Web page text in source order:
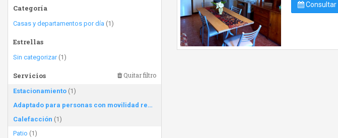
Categoría
Casas y departamentos por día (1)
Estrellas
Sin categorizar(1)
Servicios Quitar filtro
Estacionamiento (1)
Adaptado para personas con movilidad reducida
Calefacción (1)
Patio (1)
Consultar